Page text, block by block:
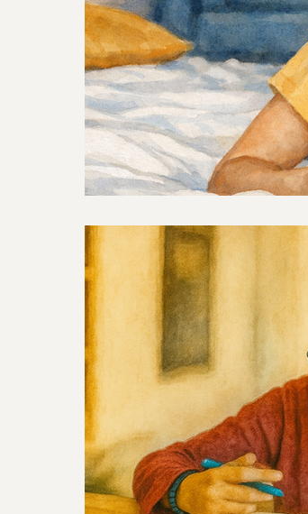
- אחר צהריים בגינה, או
החברתית פשוט לא
בטלפון שלו, על פניו הכל נראה
ליד המציאות ולא בתוכה. הוא
עין, הוא לא קולט שהשיחה לידו
הוא עלול להגיב בקוצר רוח,
היה שרוי. היה לנו לא מזמן
גיא ה
ביישנות,
אצל ילדים
ת שלנו מהצד, אנחנו פוגשים
זהו שקט של נינוחות, של
זהו שקט שמעיד על רצון להיות
בקושי ליזום ולהשתלב. כהורים,
אלא להבין את המניע
הקצב החברתי שלהם, ונבין האם